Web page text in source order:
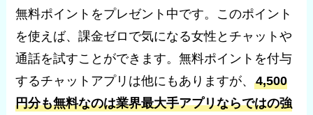
無料ポイントをプレゼント中です。このポイント
を使えば、課金ゼロで気になる女性とチャットや
通話を試すことができます。無料ポイントを付与
するチャットアプリは他にもありますが、4,500
円分も無料なのは業界最大手アプリならではの強